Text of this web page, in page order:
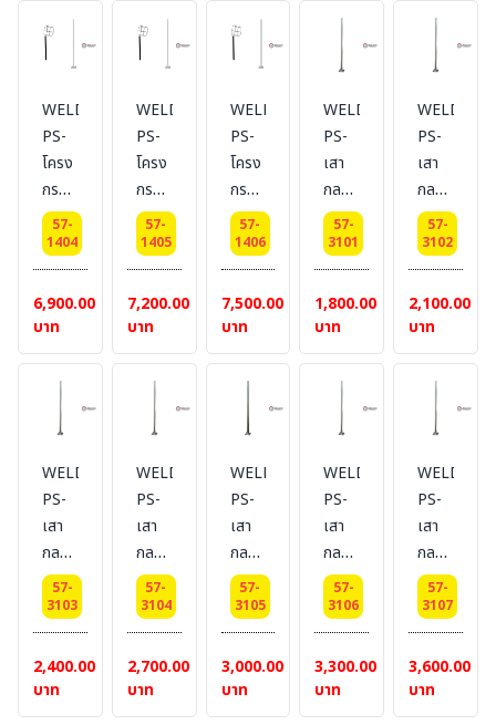
สูง
2.5
สูง 3
เมตร
เสา
สูง 1
เมตร
พร้อม
เสา
สูง
m.
WELDING-
PS-
โครง
กรวย
ลม
บอก
ทิศทาง
Dai
50
cm.
เสา
สูง 2
เมตร
57-
1404
6,900.00
บาท
WELDING-
PS-
โครง
กรวย
ลม
บอก
ทิศทาง
Dai
50
cm.
เสา
2.5
57-
1405
7,200.00
บาท
WELDING-
PS-
โครง
กรวย
ลม
บอก
ทิศทาง
Dai
50
cm.
เสา
สูง 3
เมตร
57-
1406
7,500.00
บาท
WELDING-
PS-
เสา
กลม
พ่นสี
รอง
พื้น
กัน
สนิม
พ่นสี
ภายนอก
สีบร
อนด์
1 นิ้ว
สูง 1
เมตร
+
เพลท
ขนาด
นิ้ว
57-
3101
1,800.00
บาท
WELDING-
PS-
เสา
กลม
พ่นสี
รอง
พื้น
กัน
สนิม
พ่นสี
ภายนอก
สีบร
อนด์
1 นิ้ว
สูง
1.5
เมตร
+
เพลท
6x6
นิ้ว
57-
3102
2,100.00
บาท
WELDING-
PS-
เสา
กลม
พ่นสี
รอง
พื้น
กัน
สนิม
พ่นสี
57-
3103
2,400.00
บาท
WELDING-
PS-
เสา
กลม
พ่นสี
รอง
พื้้
นกัน
สนิม
พ่นสี
57-
3104
2,700.00
บาท
WELDING-
PS-
เสา
กลม
พ่นสี
รอง
พื้น
กัน
สนิม
พ่นสี
57-
3105
3,000.00
บาท
WELDING-
PS-
เสา
กลม
พ่นสี
รอง
พื้น
กัน
สนิม
พ่นสี
57-
3106
3,300.00
บาท
WELDING-
PS-
เสา
กลม
พ่นสี
รอง
พื้น
กัน
สนิม
พ่นสี
57-
3107
3,600.00
บาท